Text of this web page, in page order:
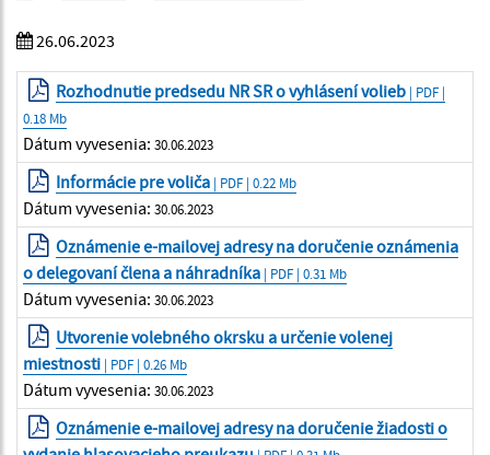
26.06.2023
Rozhodnutie predsedu NR SR o vyhlásení volieb | PDF |
0.18 Mb
Dátum vyvesenia: 30.06.2023
Informácie pre voliča | PDF | 0.22 Mb
Dátum vyvesenia: 30.06.2023
Oznámenie e-mailovej adresy na doručenie oznámenia
o delegovaní člena a náhradníka | PDF | 0.31 Mb
Dátum vyvesenia: 30.06.2023
Utvorenie volebného okrsku a určenie volenej
miestnosti | PDF | 0.26 Mb
Dátum vyvesenia: 30.06.2023
Oznámenie e-mailovej adresy na doručenie žiadosti o